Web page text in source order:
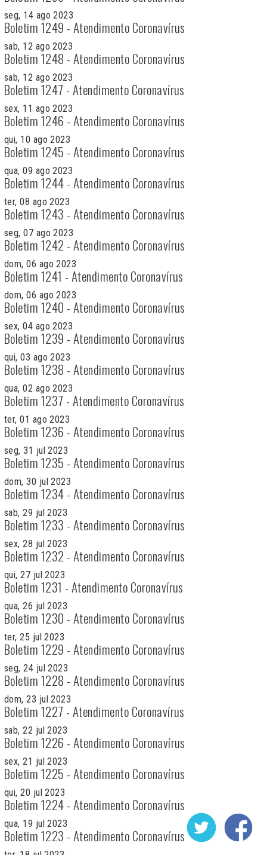
seg, 14 ago 2023
Boletim 1249 - Atendimento Coronavírus
sab, 12 ago 2023
Boletim 1248 - Atendimento Coronavírus
sab, 12 ago 2023
Boletim 1247 - Atendimento Coronavírus
sex, 11 ago 2023
Boletim 1246 - Atendimento Coronavírus
qui, 10 ago 2023
Boletim 1245 - Atendimento Coronavírus
qua, 09 ago 2023
Boletim 1244 - Atendimento Coronavírus
ter, 08 ago 2023
Boletim 1243 - Atendimento Coronavírus
seg, 07 ago 2023
Boletim 1242 - Atendimento Coronavírus
dom, 06 ago 2023
Boletim 1241 - Atendimento Coronavírus
dom, 06 ago 2023
Boletim 1240 - Atendimento Coronavírus
sex, 04 ago 2023
Boletim 1239 - Atendimento Coronavírus
qui, 03 ago 2023
Boletim 1238 - Atendimento Coronavírus
qua, 02 ago 2023
Boletim 1237 - Atendimento Coronavírus
ter, 01 ago 2023
Boletim 1236 - Atendimento Coronavírus
seg, 31 jul 2023
Boletim 1235 - Atendimento Coronavírus
dom, 30 jul 2023
Boletim 1234 - Atendimento Coronavírus
sab, 29 jul 2023
Boletim 1233 - Atendimento Coronavírus
sex, 28 jul 2023
Boletim 1232 - Atendimento Coronavírus
qui, 27 jul 2023
Boletim 1231 - Atendimento Coronavírus
qua, 26 jul 2023
Boletim 1230 - Atendimento Coronavírus
ter, 25 jul 2023
Boletim 1229 - Atendimento Coronavírus
seg, 24 jul 2023
Boletim 1228 - Atendimento Coronavírus
dom, 23 jul 2023
Boletim 1227 - Atendimento Coronavírus
sab, 22 jul 2023
Boletim 1226 - Atendimento Coronavírus
sex, 21 jul 2023
Boletim 1225 - Atendimento Coronavírus
qui, 20 jul 2023
Boletim 1224 - Atendimento Coronavírus
qua, 19 jul 2023
Boletim 1223 - Atendimento Coronavírus